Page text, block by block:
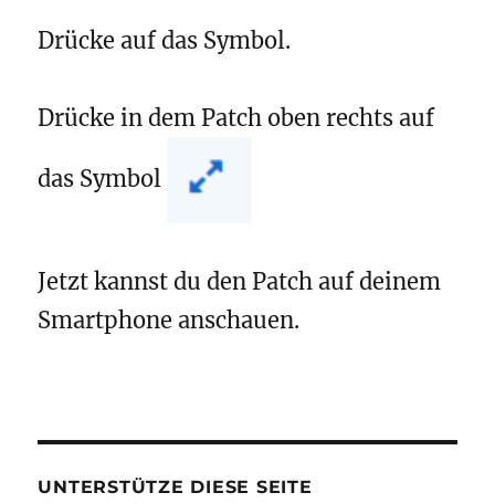
Drücke auf das Symbol.
Drücke in dem Patch oben rechts auf
das Symbol
Jetzt kannst du den Patch auf deinem
Smartphone anschauen.
UNTERSTÜTZE DIESE SEITE